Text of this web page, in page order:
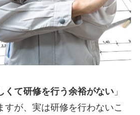
くて研修を行う余裕がない」
すが、実は研修を行わないこ